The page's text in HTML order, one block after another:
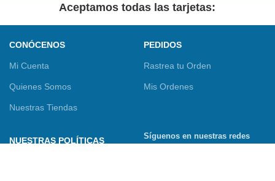
Aceptamos todas las tarjetas:
CONÓCENOS
Mi Cuenta
Quienes Somos
Nuestras Tiendas
PEDIDOS
Rastrea tu Orden
Mis Ordenes
NUESTRAS POLÍTICAS
Síguenos en nuestras redes